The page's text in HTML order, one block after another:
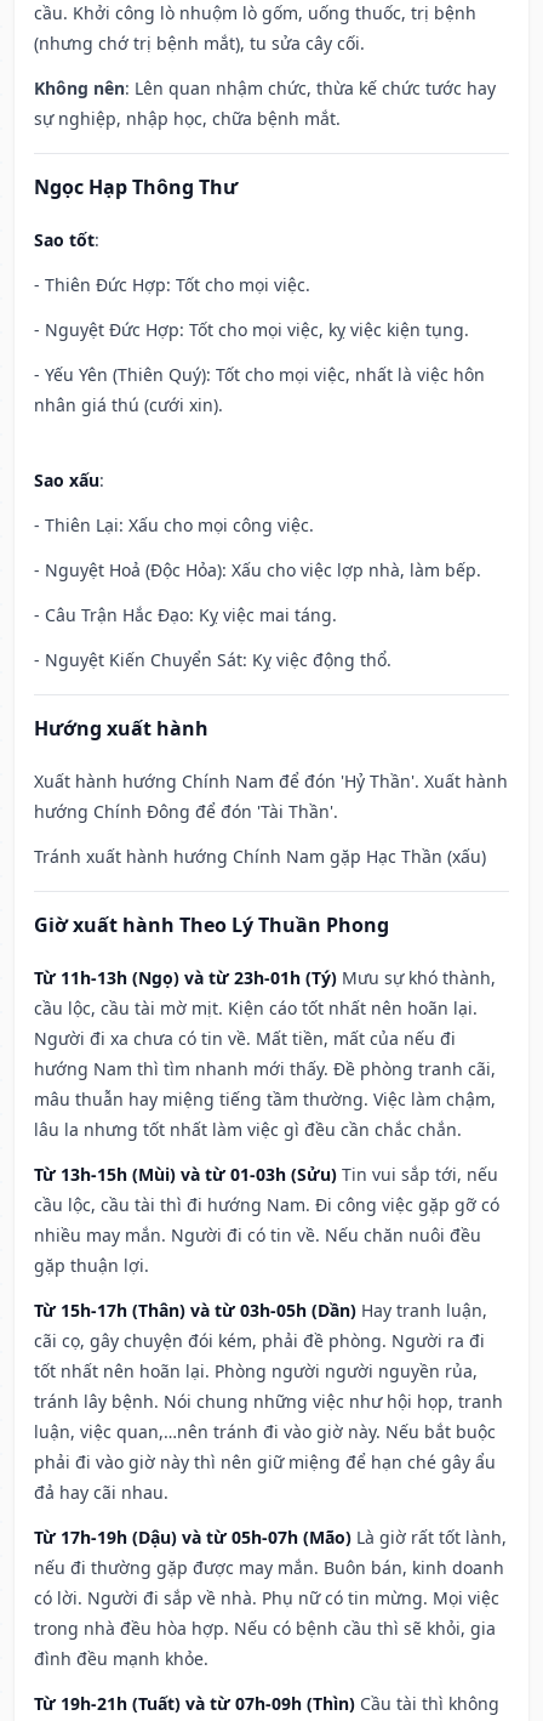
cầu. Khởi công lò nhuộm lò gốm, uống thuốc, trị bệnh
(nhưng chớ trị bệnh mắt), tu sửa cây cối.
Không nên: Lên quan nhậm chức, thừa kế chức tước hay
sự nghiệp, nhập học, chữa bệnh mắt.
Ngọc Hạp Thông Thư
Sao tốt:
- Thiên Đức Hợp: Tốt cho mọi việc.
- Nguyệt Đức Hợp: Tốt cho mọi việc, kỵ việc kiện tụng.
- Yếu Yên (Thiên Quý): Tốt cho mọi việc, nhất là việc hôn
nhân giá thú (cưới xin).
Sao xấu:
- Thiên Lại: Xấu cho mọi công việc.
- Nguyệt Hoả (Độc Hỏa): Xấu cho việc lợp nhà, làm bếp.
- Câu Trận Hắc Đạo: Kỵ việc mai táng.
- Nguyệt Kiến Chuyển Sát: Kỵ việc động thổ.
Hướng xuất hành
Xuất hành hướng Chính Nam để đón 'Hỷ Thần'. Xuất hành
hướng Chính Đông để đón 'Tài Thần'.
Tránh xuất hành hướng Chính Nam gặp Hạc Thần (xấu)
Giờ xuất hành Theo Lý Thuần Phong
Từ 11h-13h (Ngọ) và từ 23h-01h (Tý) Mưu sự khó thành,
cầu lộc, cầu tài mờ mịt. Kiện cáo tốt nhất nên hoãn lại.
Người đi xa chưa có tin về. Mất tiền, mất của nếu đi
hướng Nam thì tìm nhanh mới thấy. Đề phòng tranh cãi,
mâu thuẫn hay miệng tiếng tầm thường. Việc làm chậm,
lâu la nhưng tốt nhất làm việc gì đều cần chắc chắn.
Từ 13h-15h (Mùi) và từ 01-03h (Sửu) Tin vui sắp tới, nếu
cầu lộc, cầu tài thì đi hướng Nam. Đi công việc gặp gỡ có
nhiều may mắn. Người đi có tin về. Nếu chăn nuôi đều
gặp thuận lợi.
Từ 15h-17h (Thân) và từ 03h-05h (Dần) Hay tranh luận,
cãi cọ, gây chuyện đói kém, phải đề phòng. Người ra đi
tốt nhất nên hoãn lại. Phòng người người nguyền rủa,
tránh lây bệnh. Nói chung những việc như hội họp, tranh
luận, việc quan,…nên tránh đi vào giờ này. Nếu bắt buộc
phải đi vào giờ này thì nên giữ miệng để hạn ché gây ẩu
đả hay cãi nhau.
Từ 17h-19h (Dậu) và từ 05h-07h (Mão) Là giờ rất tốt lành,
nếu đi thường gặp được may mắn. Buôn bán, kinh doanh
có lời. Người đi sắp về nhà. Phụ nữ có tin mừng. Mọi việc
trong nhà đều hòa hợp. Nếu có bệnh cầu thì sẽ khỏi, gia
đình đều mạnh khỏe.
Từ 19h-21h (Tuất) và từ 07h-09h (Thìn) Cầu tài thì không